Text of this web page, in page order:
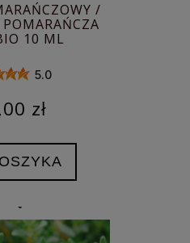
/
POMARAŃCZA
10 ML
5.0
zł